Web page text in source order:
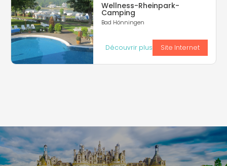
Wellness-Rheinpark-
Camping
Bad Hönningen
Découvrir plus Site Internet